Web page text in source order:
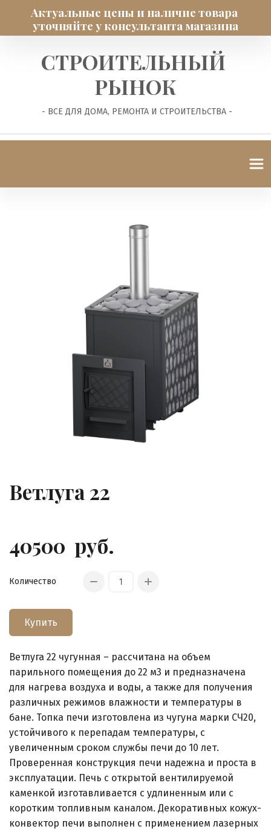
Актуальные цены и наличие товара
уточняйте у консультанта магазина
СТРОИТЕЛЬНЫЙ
РЫНОК
- ВСЕ ДЛЯ ДОМА, РЕМОНТА И СТРОИТЕЛЬСТВА -
Ветлуга 22
40500 руб.
Количество
Купить
Ветлуга 22 чугунная – рассчитана на объем
парильного помещения до 22 м3 и предназначена
для нагрева воздуха и воды, а также для получения
различных режимов влажности и температуры в
бане. Топка печи изготовлена из чугуна марки СЧ20,
устойчивого к перепадам температуры, с
увеличенным сроком службы печи до 10 лет.
Проверенная конструкция печи надежна и проста в
эксплуатации. Печь с открытой вентилируемой
каменкой изготавливается с удлиненным или с
коротким топливным каналом. Декоративных кожух-
конвектор печи выполнен с применением лазерных